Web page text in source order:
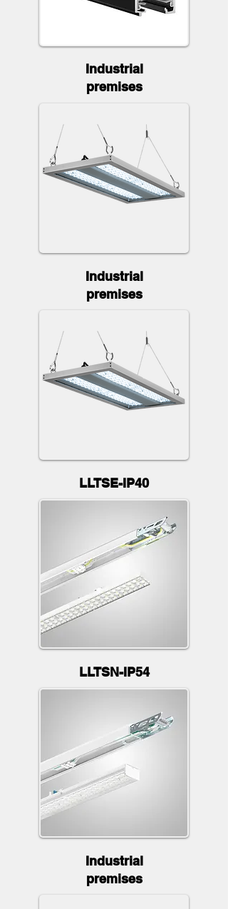
Industrial
premises
Industrial
premises
LLTSE-IP40
LLTSN-IP54
Industrial
premises